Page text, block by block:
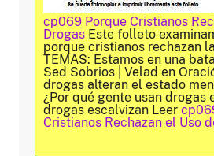
cp069 Porque Cristianos
Drogas Este folleto
porque cristianos rechazan
TEMAS: Estamos en una
Sed Sobrios | Velad en
drogas alteran el estado
¿Por qué gente usan drogas
drogas escalvizan Leer
Cristianos Rechazan el Uso